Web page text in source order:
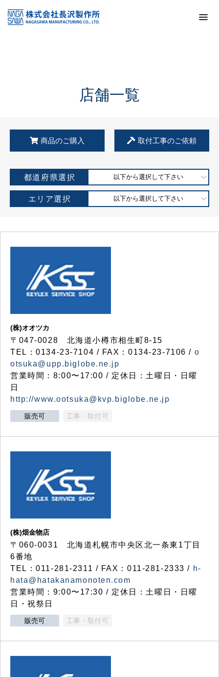
KSS加盟店・取扱店情報
店舗一覧
店舗一覧
商品のご購入 取付工事のご依頼
都道府県選択 以下から選択して下さい
エリア選択 以下から選択して下さい
(株)オオツカ
〒047-0028 北海道小樽市相生町8-15
TEL：0134-23-7104 / FAX：0134-23-7106 / o
otsuka@upp.biglobe.ne.jp
営業時間：8:00〜17:00 / 定休日：土曜日・日曜
日
http://www.ootsuka@kvp.biglobe.ne.jp
販売可 工事・取付可
(株)畑金物店
〒060-0031 北海道札幌市中央区北一条東1丁目
6番地
TEL：011-281-2311 / FAX：011-281-2333 / h-
hata@hatakanamonoten.com
営業時間：9:00〜17:30 / 定休日：土曜日・日曜
日・祝祭日
販売可 工事・取付可